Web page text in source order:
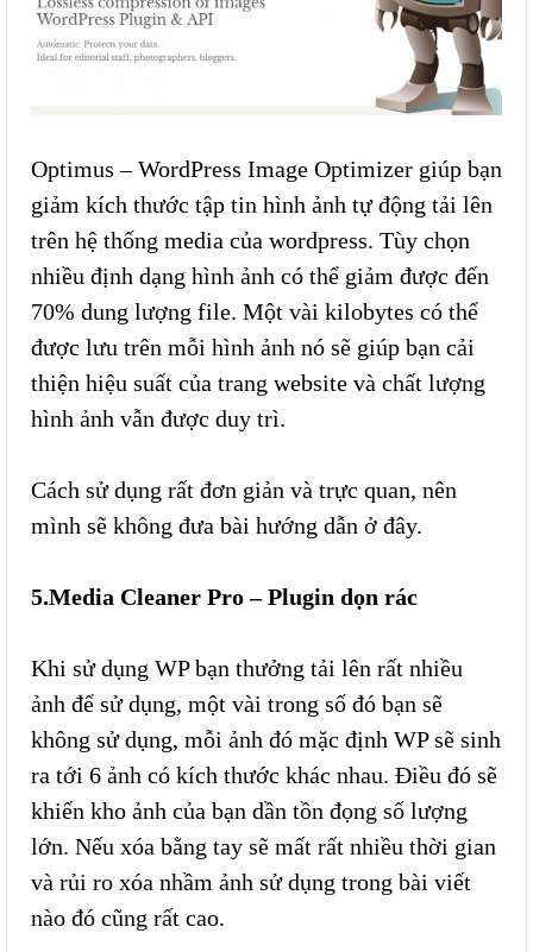
Optimus – WordPress Image Optimizer giúp bạn
giảm kích thước tập tin hình ảnh tự động tải lên
trên hệ thống media của wordpress. Tùy chọn
nhiều định dạng hình ảnh có thể giảm được đến
70% dung lượng file. Một vài kilobytes có thể
được lưu trên mỗi hình ảnh nó sẽ giúp bạn cải
thiện hiệu suất của trang website và chất lượng
hình ảnh vẫn được duy trì.
Cách sử dụng rất đơn giản và trực quan, nên
mình sẽ không đưa bài hướng dẫn ở đây.
5.Media Cleaner Pro – Plugin dọn rác
Khi sử dụng WP bạn thưởng tải lên rất nhiều
ảnh để sử dụng, một vài trong số đó bạn sẽ
không sử dụng, mỗi ảnh đó mặc định WP sẽ sinh
ra tới 6 ảnh có kích thước khác nhau. Điều đó sẽ
khiến kho ảnh của bạn dần tồn đọng số lượng
lớn. Nếu xóa bằng tay sẽ mất rất nhiều thời gian
và rủi ro xóa nhầm ảnh sử dụng trong bài viết
nào đó cũng rất cao.